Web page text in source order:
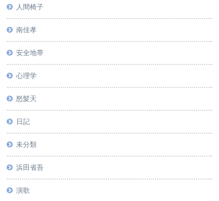
人間椅子
南佳孝
安全地帯
心理学
怒髪天
日記
未分類
浜田省吾
演歌